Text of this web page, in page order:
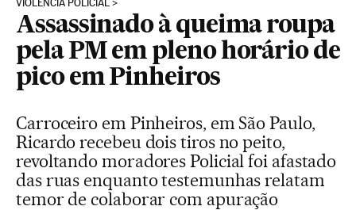
VIOLÊNCIA POLICIAL
Assassinado à queima roupa
pela PM em pleno horário de
pico em Pinheiros
Carroceiro em Pinheiros, em São Paulo,
Ricardo recebeu dois tiros no peito,
revoltando moradores Policial foi afastado
das ruas enquanto testemunhas relatam
temor de colaborar com apuração